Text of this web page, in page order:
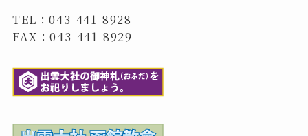
TEL：043-441-8928
FAX：043-441-8929